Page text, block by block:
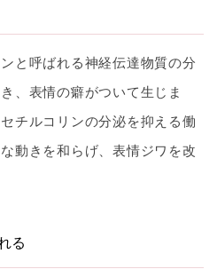
と呼ばれる神経伝達物質の分
、表情の癖がついて生じま
チルコリンの分泌を抑える働
動きを和らげ、表情ジワを改
る